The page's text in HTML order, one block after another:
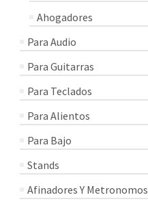
Ahogadores
Para Audio
Para Guitarras
Para Teclados
Para Alientos
Para Bajo
Stands
Afinadores Y Metronomos